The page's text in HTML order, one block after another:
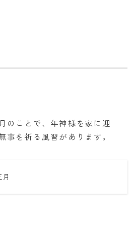
のことで、年神様を家に迎
事を祈る風習があります。